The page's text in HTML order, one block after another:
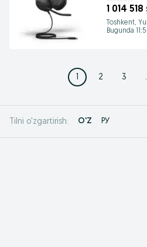
1 014 518
Toshkent,
Bugunda
1 2 3
Tilni o'zgartirish: O'Z РУ